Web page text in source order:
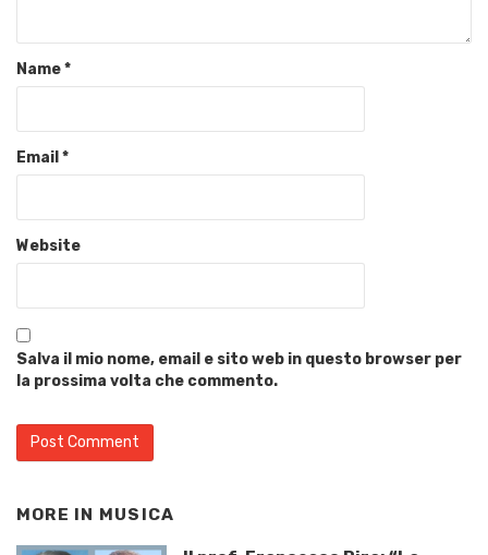
Name*
Email *
Website
Salva il mio nome, email e sito web in questo browser per
la prossima volta che commento.
MORE IN MUSICA